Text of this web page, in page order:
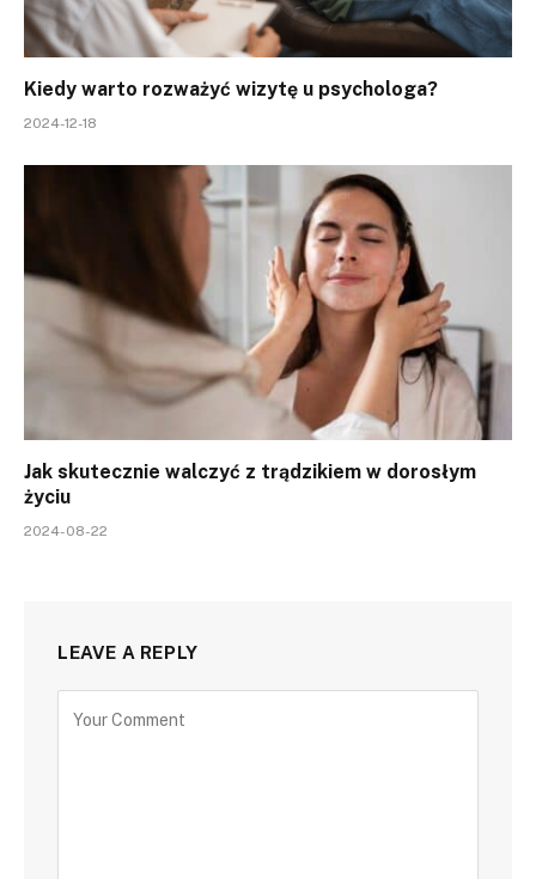
Kiedy warto rozważyć wizytę u psychologa?
2024-12-18
Jak skutecznie walczyć z trądzikiem w dorosłym
życiu
2024-08-22
LEAVE A REPLY